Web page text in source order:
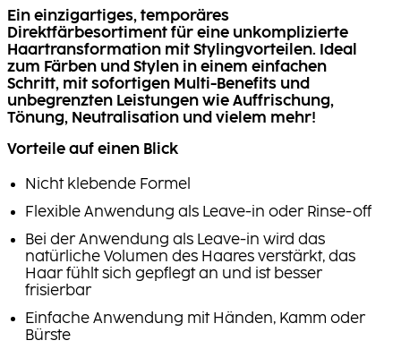
Ein einzigartiges, temporäres
Direktfärbesortiment für eine unkomplizierte
Haartransformation mit Stylingvorteilen. Ideal
zum Färben und Stylen in einem einfachen
Schritt, mit sofortigen Multi-Benefits und
unbegrenzten Leistungen wie Auffrischung,
Tönung, Neutralisation und vielem mehr!
Vorteile auf einen Blick
Nicht klebende Formel
Flexible Anwendung als Leave-in oder Rinse-off
Bei der Anwendung als Leave-in wird das
natürliche Volumen des Haares verstärkt, das
Haar fühlt sich gepflegt an und ist besser
frisierbar
Einfache Anwendung mit Händen, Kamm oder
Bürste